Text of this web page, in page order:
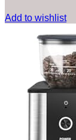
Add to wishlist